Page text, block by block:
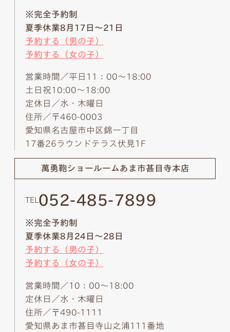
※完全予約制
夏季休業8月17日～21日
予約する（男の子）
予約する（女の子）
営業時間／平日11：00～18:00
土日祝10:00～18:00
定休日／水・木曜日
住所／〒460-0003
愛知県名古屋市中区錦一丁目
17番26ラウンドテラス伏見1F
萬勇鞄ショールームあま市甚目寺本店
TEL 052-485-7899
※完全予約制
夏季休業8月24日～28日
予約する（男の子）
予約する（女の子）
営業時間／10：00～18:00
定休日／水・木曜日
住所／〒490-1111
愛知県あま市甚目寺山之浦111番地